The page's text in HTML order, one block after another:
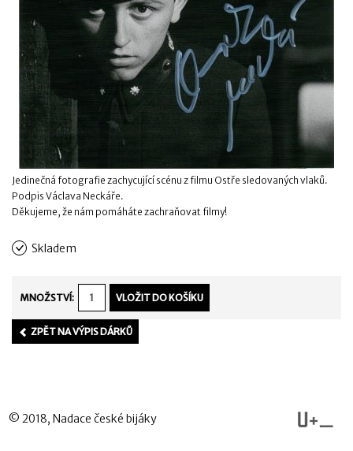
Jedinečná fotografie zachycující scénu z filmu Ostře sledovaných vlaků.
Podpis Václava Neckáře.
Děkujeme, že nám pomáháte zachraňovat filmy!
Skladem
MNOŽSTVÍ:
ZPĚT NA VÝPIS DÁRKŮ
© 2018, Nadace české bijáky